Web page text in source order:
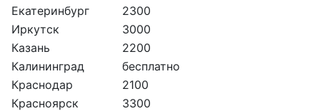
Екатеринбург
2300
Иркутск
3000
Казань
2200
Калининград
бесплатно
Краснодар
2100
Красноярск
3300